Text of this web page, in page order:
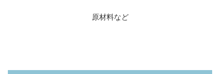
原材料など